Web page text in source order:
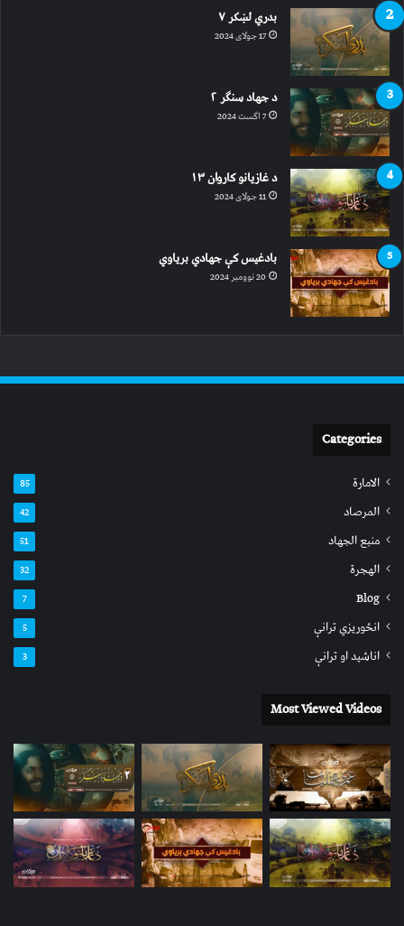
بدري لښکر ۷
17 جولای 2024
د جهاد سنګر ۲
7 اگست 2024
د غازیانو کاروان ۱۳
11 جولای 2024
بادغیس کې جهادي بریاوي
20 نوومبر 2024
Categories
الامارة 85
المرصاد 42
منبع الجهاد 51
الهجرة 32
Blog
7
انځوریزي ترانې 5
اناشید او ترانې 3
Most Viewed Videos